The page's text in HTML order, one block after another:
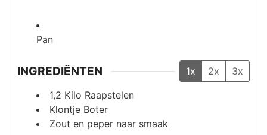
Pan
INGREDIËNTEN 1x 2x
3x
1,2 Kilo Raapstelen
Klontje Boter
Zout en peper naar smaak